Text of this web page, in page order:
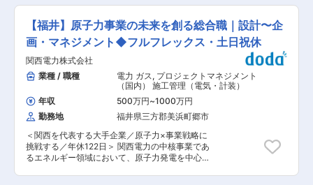
管理業務と事務的管理業務があります。 ■放射線
業務の安全性について 放射線管理のお仕事は、法
令に基づいた安全管理がなされており、正確な知
識と手順を理解したうえで、業務に従事していた
だきます。 ■組織 平均年齢は30歳と比較的若い
組織で、風通しの良い環境です。 ■キャリアアッ
プ 入社約2〜3年でチームリーダーの機会がござ
います。 ■日本を支えるお仕事です！ ・政府計
画により、2040年までに原子力発電の割合を8％
から20％に増加予定です。発電所の安全管理の人
手が求められています。 ・このポジションが欠け
ると、日本から光が途絶えるという重要な役割を
担っています。 変更の範囲：会社の定める業務
当たり前に使える毎日。 その“当たり前”を守って
いるのが、あなたの未来の仕事です。 宮川興業で
は、原子力発電所の設備を点検・修理・管理する
ことで、日本の電力供給を支えています。 もしこ
の仕事がなくなったら… 電気が止まり、病院も、
学校も、コンビニも、すべてが困ります。 だから
こそ、「社会に欠かせない“使命感ある仕事」な
んです。 ■具体的には...? 各営業所15名ほどの方
が活躍中です。 ３〜4名のチームに分かれて業務
に取り組んでいただきます。 各現場での作業では
チームは常に一緒に行動をするイメージです！ 手
順書を確認しながらの作業となります。 大きな機
械相手なので、協力してハンマーやスパナを使い
ながら作業を進めていきます。 チームワークで絆
を深めていくこともでき、仕事は真面目にコツコ
ツと、雰囲気は和気あいあいとした職場です！ 基
【福井】原子力事業の未来を創る総合職｜設計〜企
画・マネジメント◆フルフレックス・土日祝休
関西電力株式会社
業種 / 職種
電力 ガス, プロジェクトマネジメント
（国内） 施工管理（電気・計装）
年収
500万円~1000万円
勤務地
福井県三方郡美浜町郷市
＜関西を代表する大手企業／原子力×事業戦略に
挑戦する／年休122日＞ 関西電力の中核事業であ
るエネルギー領域において、原子力発電を中心に